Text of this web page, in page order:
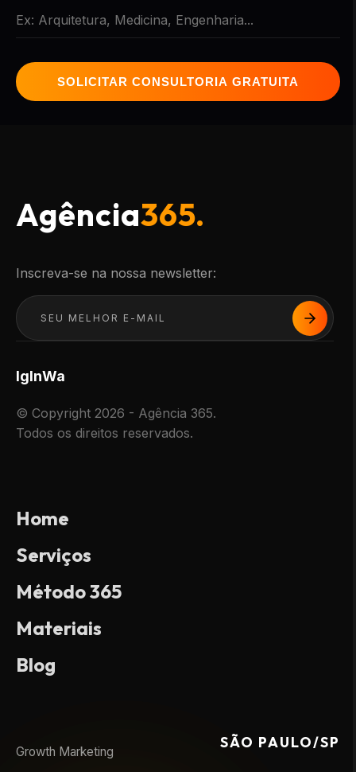
SOLICITAR CONSULTORIA GRATUITA
Agência365.
Inscreva-se na nossa newsletter:
IgInWa
© Copyright 2026 - Agência 365.
Todos os direitos reservados.
Home
Serviços
Método 365
Materiais
Blog
Growth Marketing
SÃO PAULO/SP